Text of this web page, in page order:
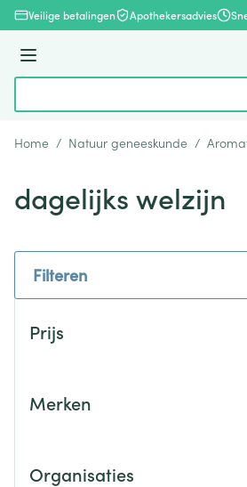
Ga naar de inhoud
Veilige betalingen Apothekersadvies
Menu
Home / Natuur geneeskunde /
dagelijks welzijn
Filteren
Prijs
Merken
Organisaties